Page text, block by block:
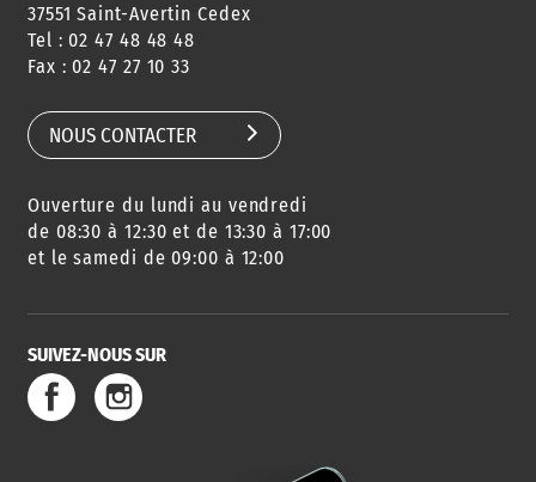
37551 Saint-Avertin Cedex
Tel : 02 47 48 48 48
Fax : 02 47 27 10 33
NOUS CONTACTER
Ouverture du lundi au vendredi
de 08:30 à 12:30 et de 13:30 à 17:00
et le samedi de 09:00 à 12:00
SUIVEZ-NOUS SUR